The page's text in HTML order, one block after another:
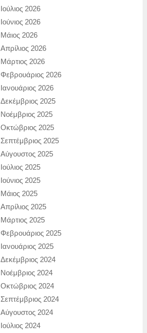
Ιούλιος 2026
Ιούνιος 2026
Μάιος 2026
Απρίλιος 2026
Μάρτιος 2026
Φεβρουάριος 2026
Ιανουάριος 2026
Δεκέμβριος 2025
Νοέμβριος 2025
Οκτώβριος 2025
Σεπτέμβριος 2025
Αύγουστος 2025
Ιούλιος 2025
Ιούνιος 2025
Μάιος 2025
Απρίλιος 2025
Μάρτιος 2025
Φεβρουάριος 2025
Ιανουάριος 2025
Δεκέμβριος 2024
Νοέμβριος 2024
Οκτώβριος 2024
Σεπτέμβριος 2024
Αύγουστος 2024
Ιούλιος 2024